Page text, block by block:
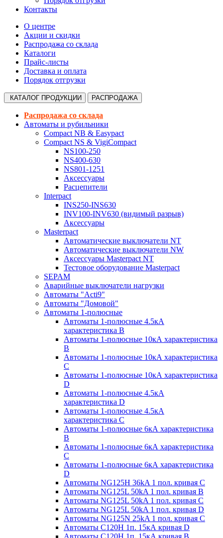
Контакты
О центре
Акции и скидки
Распродажа со склада
Каталоги
Прайс-листы
Доставка и оплата
Порядок отгрузки
КАТАЛОГ ПРОДУКЦИИ РАСПРОДАЖА
Распродажа со склада
Автоматы и рубильники
Compact NB & Easypact
Compact NS & VigiCompact
NS100-250
NS400-630
NS801-1251
Аксессуары
Расцепители
Interpact
INS250-INS630
INV100-INV630 (видимый разрыв)
Аксессуары
Masterpact
Автоматические выключатели NT
Автоматические выключатели NW
Аксессуары Masterpact NT
Тестовое оборудование Masterpact
SEPAM
Аварийные выключатели нагрузки
Автоматы "Acti9"
Автоматы "Домовой"
Автоматы 1-полюсные
Автоматы 1-полюсные 4.5кА
характеристика В
Автоматы 1-полюсные 10кА характеристика
B
Автоматы 1-полюсные 10кА характеристика
C
Автоматы 1-полюсные 10кА характеристика
D
Автоматы 1-полюсные 4.5кА
характеристика D
Автоматы 1-полюсные 4.5кА
характеристика С
Автоматы 1-полюсные 6кА характеристика
B
Автоматы 1-полюсные 6кА характеристика
C
Автоматы 1-полюсные 6кА характеристика
D
Автоматы NG125H 36kA 1 пол. кривая C
Автоматы NG125L 50kA 1 пол. кривая B
Автоматы NG125L 50kA 1 пол. кривая C
Автоматы NG125L 50kA 1 пол. кривая D
Автоматы NG125N 25kA 1 пол. кривая C
Автоматы С120H 1п. 15кА кривая D
Автоматы С120H 1п. 15кА кривая В